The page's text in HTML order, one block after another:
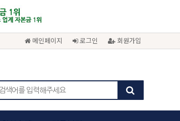
메인페이지 로그인 회원가입